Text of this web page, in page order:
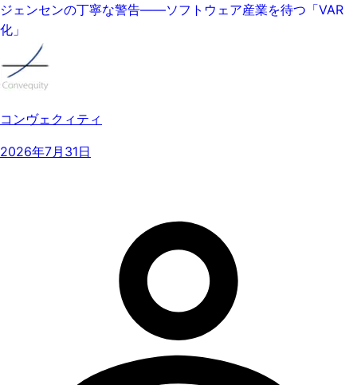
ジェンセンの丁寧な警告——ソフトウェア産業を待つ「VAR
化」
コンヴェクィティ
2026年7月31日